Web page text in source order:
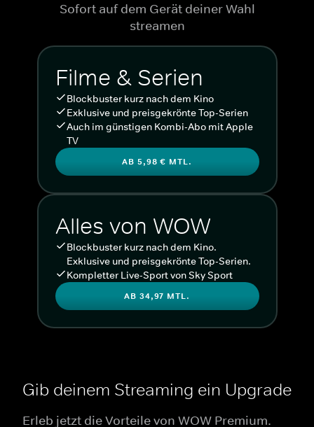
Sofort auf dem Gerät deiner Wahl
streamen
Filme & Serien
Blockbuster kurz nach dem Kino
Exklusive und preisgekrönte Top-Serien
Auch im günstigen Kombi-Abo mit Apple
TV
AB 5,98 € MTL.
Alles von WOW
Blockbuster kurz nach dem Kino.
Exklusive und preisgekrönte Top-Serien.
Kompletter Live-Sport von Sky Sport
AB 34,97 MTL.
Gib deinem Streaming ein Upgrade
Erleb jetzt die Vorteile von WOW Premium.